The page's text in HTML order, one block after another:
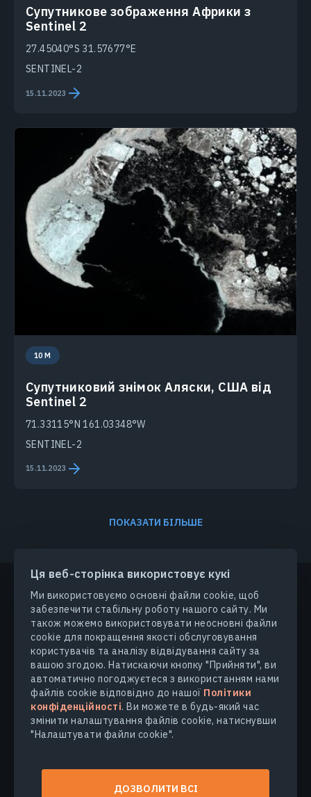
Ця веб-сторінка використовує кукі
Ми використовуємо основні файли cookie, щоб
забезпечити стабільну роботу нашого сайту. Ми
також можемо використовувати неосновні файли
cookie для покращення якості обслуговування
користувачів та аналізу відвідування сайту за
вашою згодою. Натискаючи кнопку "Прийняти", ви
автоматично погоджуєтеся з використанням нами
файлів cookie відповідно до нашої Політики
конфіденційності. Ви можете в будь-який час
змінити налаштування файлів cookie, натиснувши
"Налаштувати файли cookie".
ДОЗВОЛИТИ ВСІ
Супутникове зображення Африки з
Sentinel 2
27.45040°S 31.57677°E
SENTINEL-2
15.11.2023
10 M
Супутниковий знімок Аляски, США від
Sentinel 2
71.33115°N 161.03348°W
SENTINEL-2
15.11.2023
ПОКАЗАТИ БІЛЬШЕ
ПРОДУКТИ ТА РІШЕННЯ
ГАЛУЗІ
КОМПАНІЯ
ДІЗНАТИСЯ БІЛЬШЕ